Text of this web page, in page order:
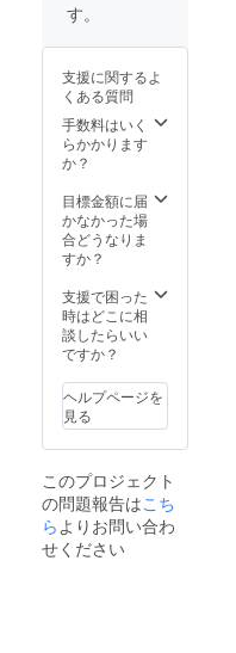
す。
支援に関するよ
くある質問
手数料はいく
らかかります
か？
目標金額に届
かなかった場
合どうなりま
すか？
支援で困った
時はどこに相
談したらいい
ですか？
ヘルプページを
見る
このプロジェクト
の問題報告はこち
らよりお問い合わ
せください